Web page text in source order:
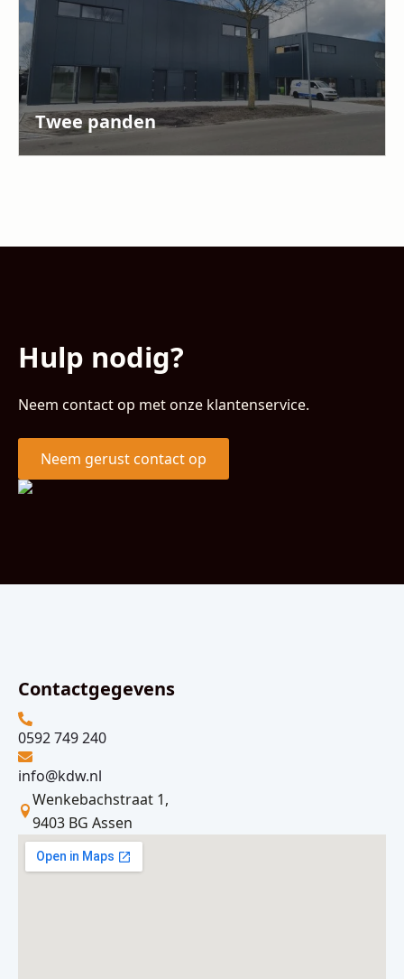
Twee panden
Hulp nodig?
Neem contact op met onze klantenservice.
Neem gerust contact op
Contactgegevens
0592 749 240
info@kdw.nl
Wenkebachstraat 1,
9403 BG Assen